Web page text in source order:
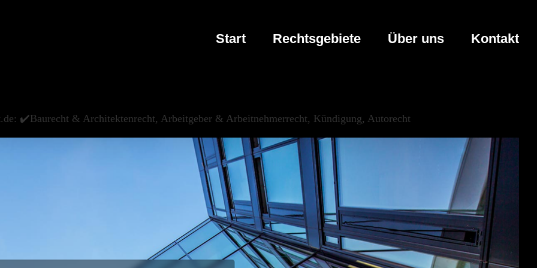
Start Rechtsgebiete Über uns Kontakt
✔️Baurecht & Architektenrecht, Arbeitgeber & Arbeitnehmerrecht, Kündigung, Autorecht